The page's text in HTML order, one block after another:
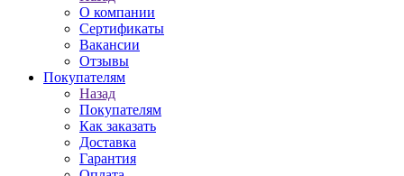
О компании
Сертификаты
Вакансии
Отзывы
Покупателям
Назад
Покупателям
Как заказать
Доставка
Гарантия